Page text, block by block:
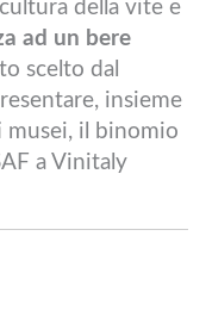
della vite e
ad un bere
scelto dal
insieme
il binomio
a Vinitaly